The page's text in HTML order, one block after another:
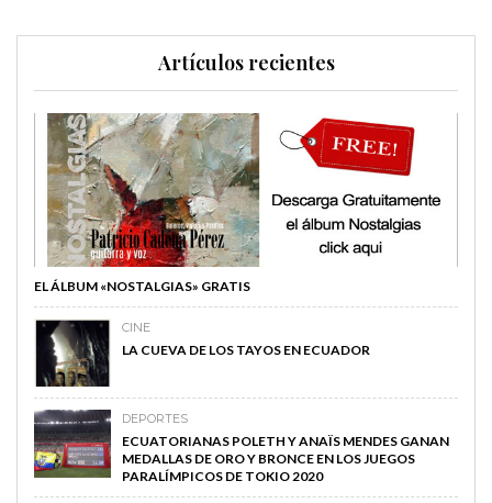
Artículos recientes
EL ÁLBUM «NOSTALGIAS» GRATIS
CINE
LA CUEVA DE LOS TAYOS EN ECUADOR
DEPORTES
ECUATORIANAS POLETH Y ANAÏS MENDES GANAN
MEDALLAS DE ORO Y BRONCE EN LOS JUEGOS
PARALÍMPICOS DE TOKIO 2020